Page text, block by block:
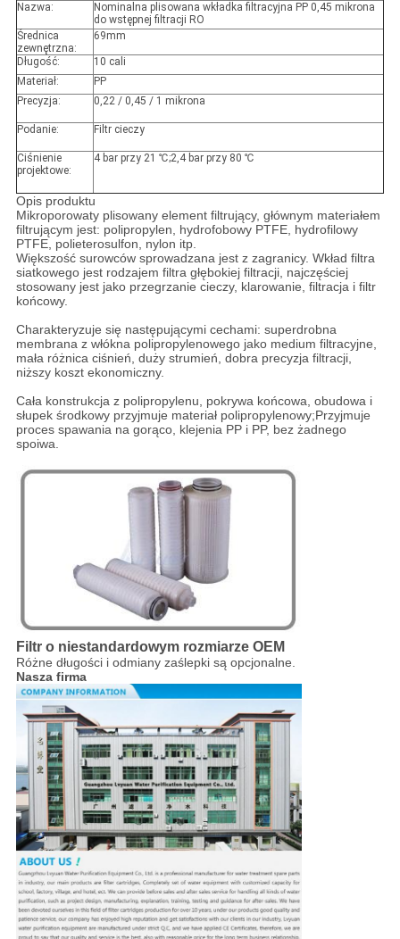
Nazwa:
Nominalna plisowana wkładka filtracyjna PP 0,45 mikrona
do wstępnej filtracji RO
Średnica
zewnętrzna:
69mm
Długość:
10 cali
Materiał:
PP
Precyzja:
0,22 / 0,45 / 1 mikrona
Podanie: Filtr cieczy
Ciśnienie
projektowe:
4 bar przy 21 ℃;2,4 bar przy 80 ℃
Opis produktu
Mikroporowaty plisowany element filtrujący, głównym materiałem
filtrującym jest: polipropylen, hydrofobowy PTFE, hydrofilowy
PTFE, polieterosulfon, nylon itp.
Większość surowców sprowadzana jest z zagranicy. Wkład filtra
siatkowego jest rodzajem filtra głębokiej filtracji, najczęściej
stosowany jest jako przegrzanie cieczy, klarowanie, filtracja i filtr
końcowy.
Charakteryzuje się następującymi cechami: superdrobna
membrana z włókna polipropylenowego jako medium filtracyjne,
mała różnica ciśnień, duży strumień, dobra precyzja filtracji,
niższy koszt ekonomiczny.
Cała konstrukcja z polipropylenu, pokrywa końcowa, obudowa i
słupek środkowy przyjmuje materiał polipropylenowy;Przyjmuje
proces spawania na gorąco, klejenia PP i PP, bez żadnego
spoiwa.
Filtr o niestandardowym rozmiarze OEM
Różne długości i odmiany zaślepki są opcjonalne.
Nasza firma